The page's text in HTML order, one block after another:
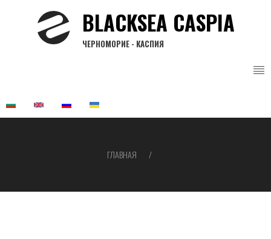
BLACKSEA CASPIA
ЧЕРНОМОРИЕ - КАСПИЯ
навигации
ГЛАВНАЯ